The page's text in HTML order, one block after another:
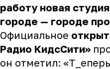
работу новая
городе — городе
Официальное
Радио КидсСити»
он отметил: